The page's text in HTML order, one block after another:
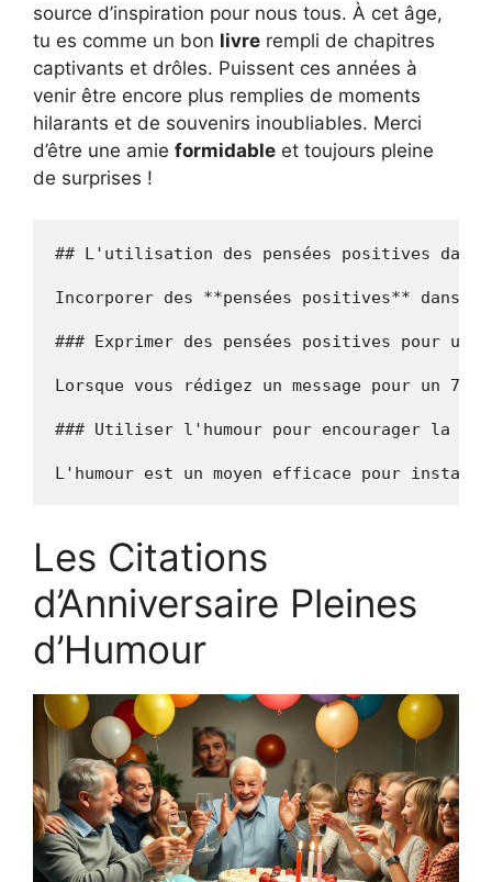
source d’inspiration pour nous tous. À cet âge,
tu es comme un bon livre rempli de chapitres
captivants et drôles. Puissent ces années à
venir être encore plus remplies de moments
hilarants et de souvenirs inoubliables. Merci
d’être une amie formidable et toujours pleine
de surprises !
## L'utilisation des pensées positives dans
Incorporer des **pensées positives** dans
### Exprimer des pensées positives pour
Lorsque vous rédigez un message pour un
### Utiliser l'humour pour encourager la
Les Citations
d’Anniversaire Pleines
d’Humour